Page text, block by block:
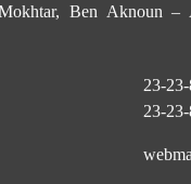
Mokhtar, Ben Aknoun